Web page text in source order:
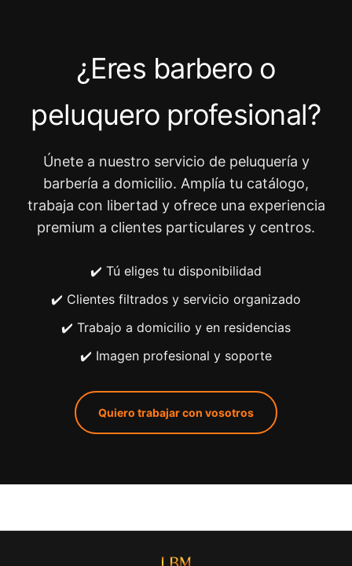
¿Eres barbero o
peluquero profesional?
Únete a nuestro servicio de peluquería y
barbería a domicilio. Amplía tu catálogo,
trabaja con libertad y ofrece una experiencia
premium a clientes particulares y centros.
✔️ Tú eliges tu disponibilidad
✔️ Clientes filtrados y servicio organizado
✔️ Trabajo a domicilio y en residencias
✔️ Imagen profesional y soporte
Quiero trabajar con vosotros